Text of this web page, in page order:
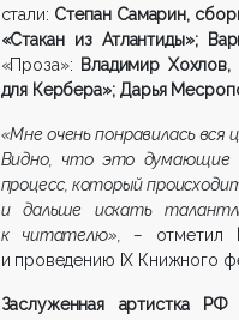
стали: Степан Самарин,
«Стакан из Атлантиды»;
«Проза»: Владимир Хохлов,
для Кербера»; Дарья
«Мне очень понравилась вся
Видно, что это думающие
процесс, который
и дальше искать
к читателю», – отметил
и проведению IX Книжного
Заслуженная артистка РФ